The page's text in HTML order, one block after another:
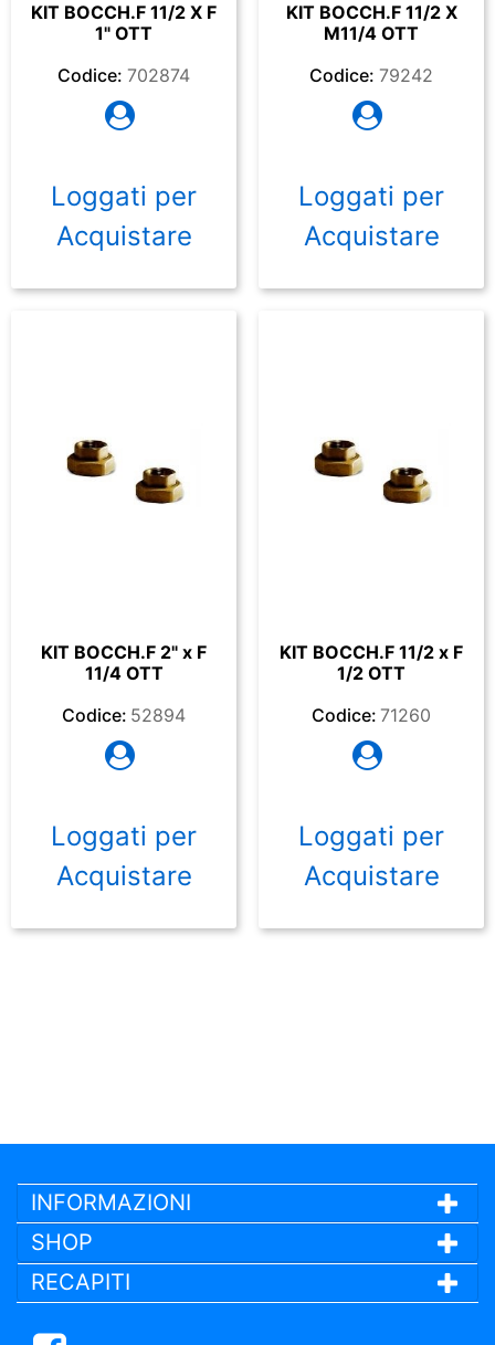
KIT BOCCH.F 11/2 X F
1" OTT
Codice: 702874
Loggati per
Acquistare
KIT BOCCH.F 11/2 X
M11/4 OTT
Codice: 79242
Loggati per
Acquistare
KIT BOCCH.F 2" x F
11/4 OTT
Codice: 52894
Loggati per
Acquistare
KIT BOCCH.F 11/2 x F
1/2 OTT
Codice: 71260
Loggati per
Acquistare
INFORMAZIONI
SHOP
RECAPITI